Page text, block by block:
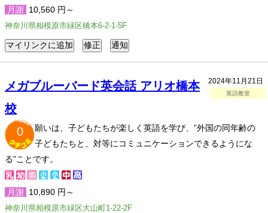
月謝 10,560 円～
神奈川県相模原市緑区橋本6-2-1-5F
2024年11月21日
英語教室
メガブルーバード英会話 アリオ橋本
校
0
願いは、子どもたちが楽しく英語を学び、”外国の同年齢の
子どもたちと、対等にコミュニケーションできるようにな
る”ことです。
月謝 10,890 円～
神奈川県相模原市緑区大山町1-22-2F